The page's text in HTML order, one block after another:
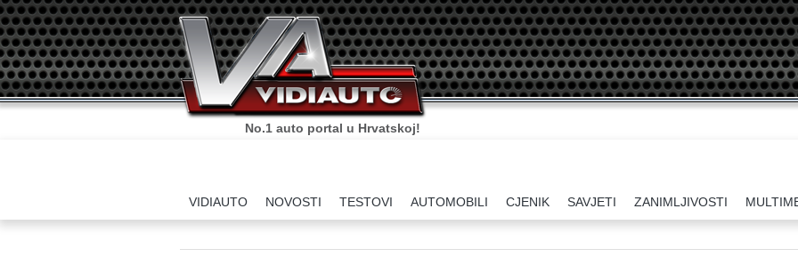
No.1 auto portal u Hrvatskoj!
VIDIAUTO NOVOSTI TESTOVI AUTOMOBILI CJENIK SAVJETI ZANIMLJIVOSTI